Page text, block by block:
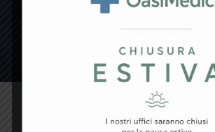
CONTATTACI